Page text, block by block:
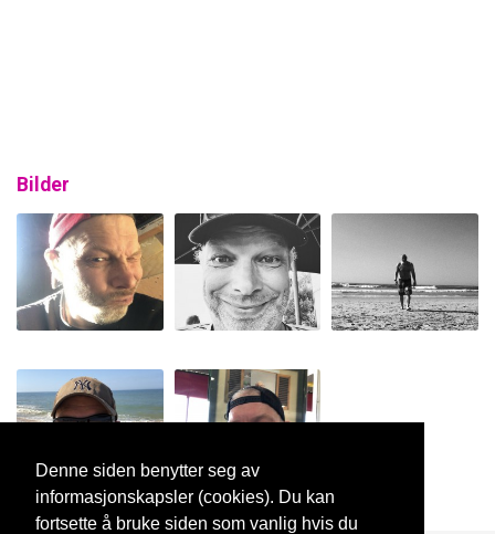
Denne siden benytter seg av
informasjonskapsler (cookies). Du kan
fortsette å bruke siden som vanlig hvis du
Bilder